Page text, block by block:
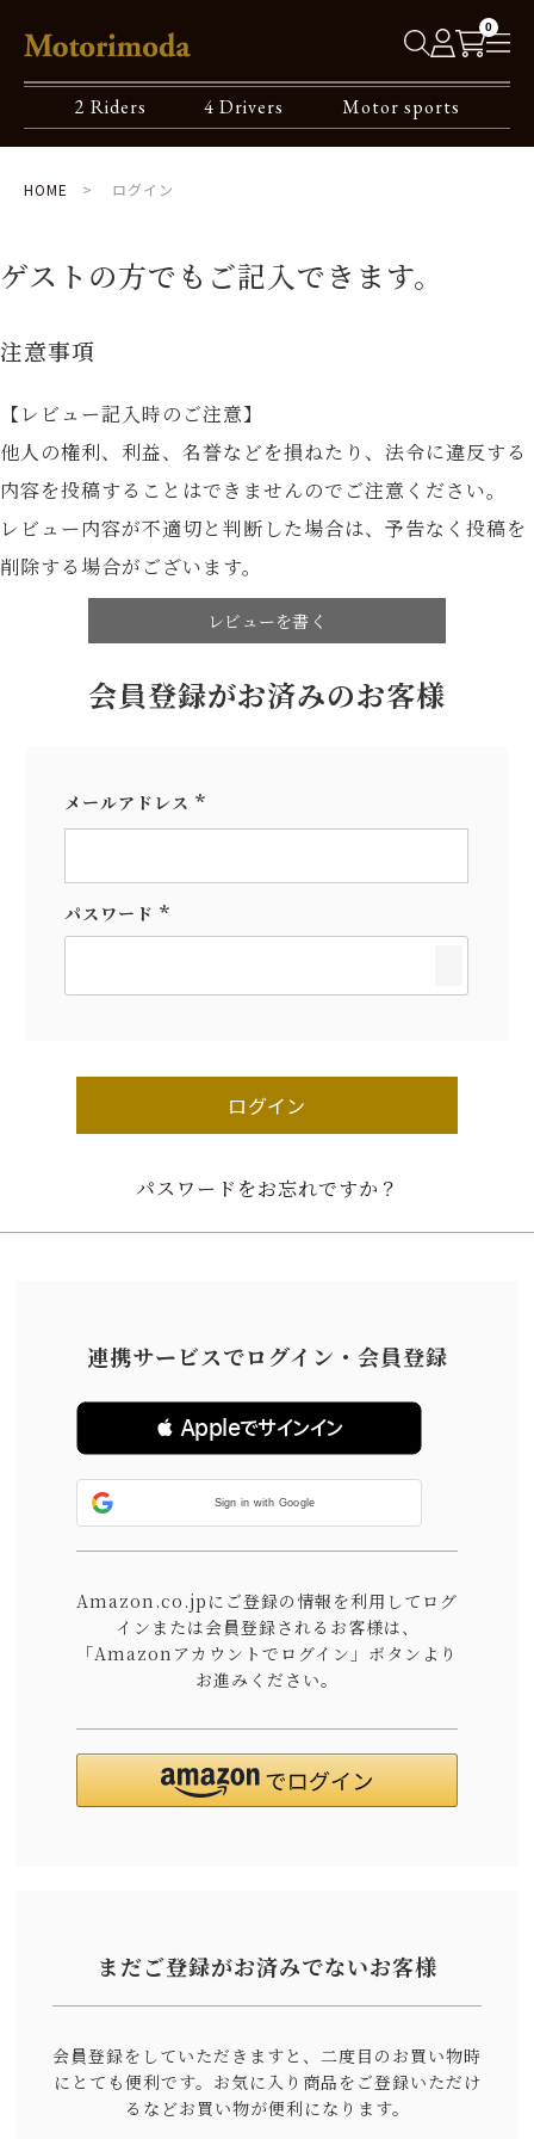
0
2 Riders 4 Drivers Motor sports
HOME ログイン
ゲストの方でもご記入できます。
注意事項
【レビュー記入時のご注意】
他人の権利、利益、名誉などを損ねたり、法令に違反する
内容を投稿することはできませんのでご注意ください。
レビュー内容が不適切と判断した場合は、予告なく投稿を
削除する場合がございます。
レビューを書く
会員登録がお済みのお客様
メールアドレス
須)
パスワード
ログイン
パスワードをお忘れですか？
連携サービスでログイン・会員登録
 Appleでサインイン
Sign in with Google
Amazon.co.jpにご登録の情報を利用してログ
インまたは会員登録されるお客様は、
「Amazonアカウントでログイン」ボタンより
お進みください。
まだご登録がお済みでないお客様
会員登録をしていただきますと、二度目のお買い物時
にとても便利です。 お気に入り商品をご登録いただけ
るなどお買い物が便利になります。